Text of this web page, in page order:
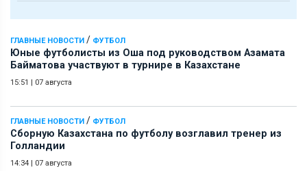
ГЛАВНЫЕ НОВОСТИ / ФУТБОЛ
Юные футболисты из Оша под руководством Азамата
Байматова участвуют в турнире в Казахстане
15:51 | 07 августа
ГЛАВНЫЕ НОВОСТИ / ФУТБОЛ
Сборную Казахстана по футболу возглавил тренер из
Голландии
14:34 | 07 августа